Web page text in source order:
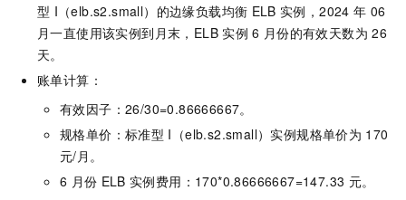
型 I（elb.s2.small）的边缘负载均衡 ELB 实例，2024 年 06
月一直使用该实例到月末，ELB 实例 6 月份的有效天数为 26
天。
账单计算：
有效因子：26/30=0.86666667。
规格单价：标准型 I（elb.s2.small）实例规格单价为 170
元/月 。
6 月份 ELB 实例费用： 170*0.86666667=147.33 元。